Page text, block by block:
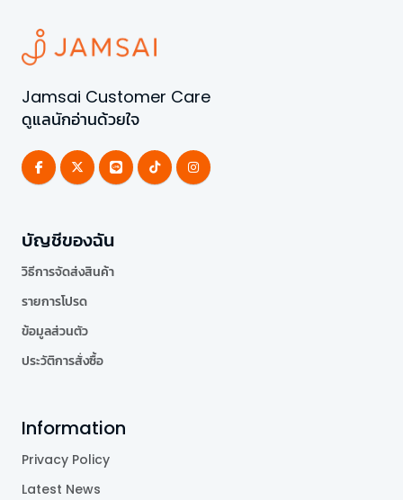
Jamsai Customer Care
ดูแลนักอ่านด้วยใจ
บัญชีของฉัน
วิธีการจัดส่งสินค้า
รายการโปรด
ข้อมูลส่วนตัว
ประวัติการสั่งซื้อ
Information
Privacy Policy
Latest News